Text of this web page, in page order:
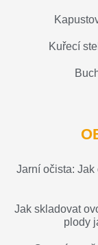
Kuřecí
Jarní očista:
Jak skladovat
plody